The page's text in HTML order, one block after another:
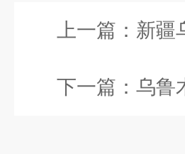
上一篇： 新疆
下一篇： 乌鲁